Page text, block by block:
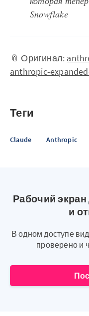
Snowflake
📎 Оригинал:
anthropic-
Теги
Claude Anthropic
Рабочий
и
В одном доступе
проверено и